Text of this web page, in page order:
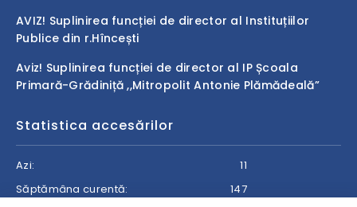
AVIZ! Suplinirea funcției de director al Instituțiilor
Publice din r.Hîncești
Aviz! Suplinirea funcției de director al IP Școala
Primară-Grădiniță ,,Mitropolit Antonie Plămădeală”
Statistica accesărilor
Azi:
11
Săptămâna curentă:
147